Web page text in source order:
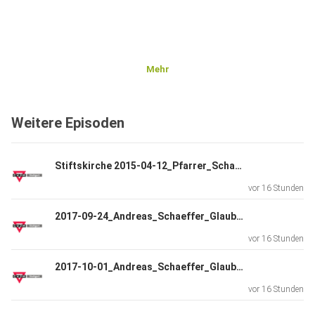
Mehr
Weitere Episoden
Stiftskirche 2015-04-12_Pfarrer_Schaeffer.mp3
vor 16 Stunden
2017-09-24_Andreas_Schaeffer_Glaubensbekenntnis_Teil1.mp3
vor 16 Stunden
2017-10-01_Andreas_Schaeffer_Glaubensbekenntnis_Teil2.mp3
vor 16 Stunden